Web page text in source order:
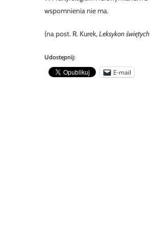
wspomnienia nie ma.
(na post. R. Kurek,Leksykonświętych
Udostępnij:
E-mail